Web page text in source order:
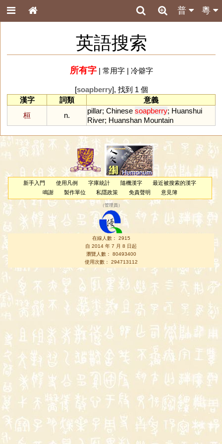
粵
普
英語搜索
所有字| 常用字| 冷僻字
[soapberry], 找到 1 個
漢字
詞類
意義
桓
n.
pillar; Chinese soapberry; Huanshui
River; Huanshan Mountain
新手入門 使用凡例 字庫統計 隨機漢字
最近被搜索的漢字
鳴謝
製作單位 私隱政策 免責聲明 意見簿
（管理員 ）
在線人數： 2915
自 2014 年 7 月 8 日起
瀏覽人數： 80493400
使用次數： 294713112